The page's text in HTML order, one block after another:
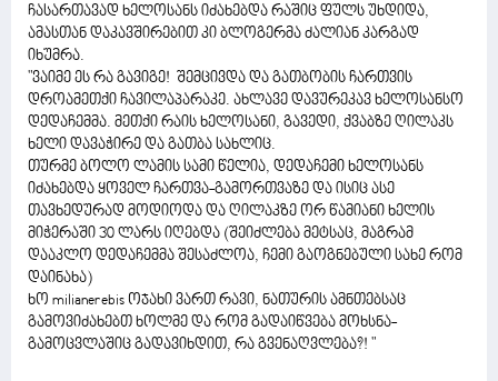
ჩასართავად ხელოსანს იძახებდა რაშიც ფულს უხდიდა,
ამასთან დაკავშირებით კი ბლოგერმა ძალიან კარგად
იხუმრა.
"ვაიმე ეს რა გავიგე! შემცივდა და გათბობის ჩართვის
დროამეთქი ჩავილაპარაკე. ახლავე დავურეკავ ხელოსანსო
დედაჩემმა. მეთქი რაის ხელოსანი, გავედი, ქვაბზე ღილაკს
ხელი დავაჭირე და გათბა სახლიც.
თურმე ბოლო ლამის სამი წელია, დედაჩემი ხელოსანს
იძახებდა ყოველ ჩართვა-გამორთვაზე და ისიც ასე
თავხედურად მოდიოდა და ღილაკზე ორ წამიანი ხელის
მიჭერაში 30 ლარს იღებდა (შეიძლება მეტსაც, მაგრამ
დააკლო დედაჩემმა შესაძლოა, ჩემი გაოგნებული სახე რომ
დაინახა)
ხო milianerebis ოჯახი ვართ რავი, ნათურის ამნთებსაც
გამოვიძახებთ ხოლმე და რომ გადაიწვება მოხსნა-
გამოცვლაშიც გადავიხდით, რა გვენაღვლება?! "